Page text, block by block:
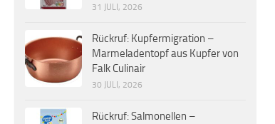
31 JULI, 2026
Rückruf: Kupfermigration –
Marmeladentopf aus Kupfer von
Falk Culinair
30 JULI, 2026
Rückruf: Salmonellen –